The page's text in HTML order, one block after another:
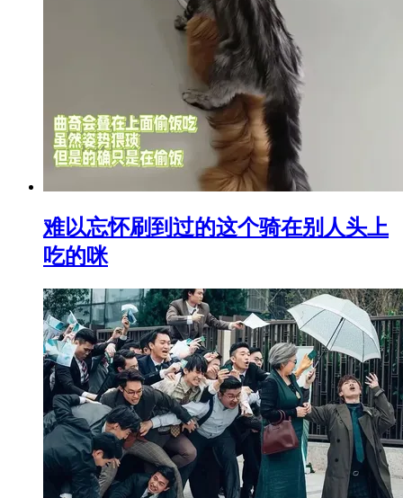
难以忘怀刷到过的这个骑在别人头上
吃的咪